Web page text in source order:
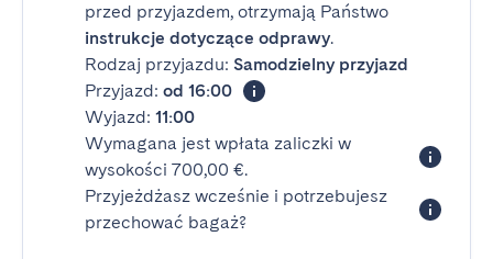
przed przyjazdem, otrzymają Państwo
instrukcje dotyczące odprawy.
Rodzaj przyjazdu: Samodzielny przyjazd
Przyjazd: od 16:00
Wyjazd: 11:00
Wymagana jest wpłata zaliczki w
wysokości 700,00 €.
Przyjeżdżasz wcześnie i potrzebujesz
przechować bagaż?